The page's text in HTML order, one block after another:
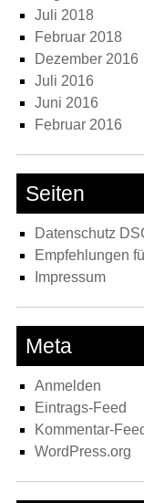
Juli 2018
Februar 2018
Dezember 2016
Juli 2016
Juni 2016
Februar 2016
Seiten
Datenschutz
Empfehlungen
Impressum
Meta
Anmelden
Eintrags-Feed
Kommentar-
WordPress.org